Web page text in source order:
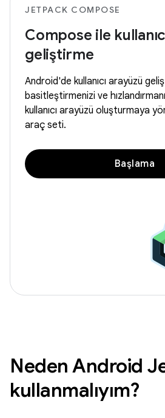
JETPACK COMPOSE
Compose ile
geliştirme
Android'de kullanıcı arayüzü
basitleştirmenizi ve
kullanıcı arayüzü oluşturmaya
araç seti.
Başlama
Neden Android
kullanmalıyım?